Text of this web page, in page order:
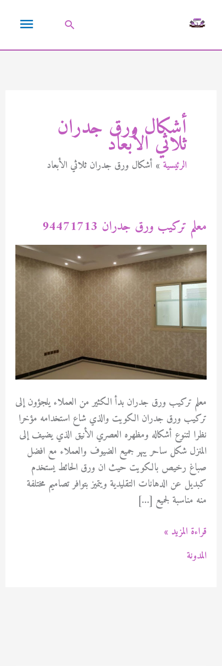
القائمة
البحث
أشكال ورق جدران
ثلاثي الأبعاد
الرئيسية أشكال ورق جدران ثلاثي الأبعاد
معلم تركيب ورق جدران 94471713
معلم تركيب ورق جدران بدأ الكثير من العملاء يلجؤون إلى
تركيب ورق جدران الكويت والذي شاع استخدامه مؤخرا
نظرا لتنوع أشكاله ومظهره العصري الأنيق الذي يضيف إلى
المنزل شكل ساحر يبهر جميع الضيوف والعملاء مع افضل
صباغ رخيص بالكويت حيث ان ورق الحائط يستخدم
كبديل عن الدهانات التقليدية ويتميز بتوافر تصاميم مختلفة
منه مناسبة لجميع […]
معلم
تركيب
ورق
قراءة المزيد »
المدونة